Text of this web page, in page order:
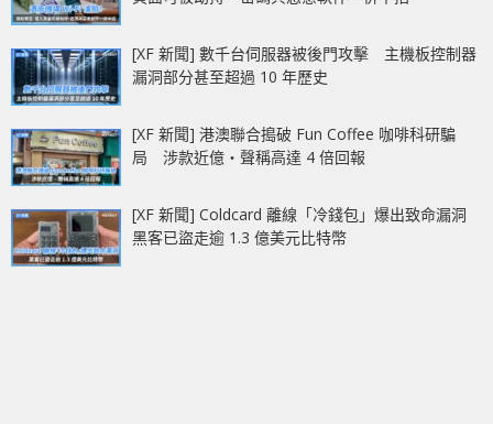
[XF 新聞] 數千台伺服器被後門攻擊 主機板控制器
漏洞部分甚至超過 10 年歷史
[XF 新聞] 港澳聯合搗破 Fun Coffee 咖啡科研騙
局 涉款近億‧聲稱高達 4 倍回報
[XF 新聞] Coldcard 離線「冷錢包」爆出致命漏洞
黑客已盜走逾 1.3 億美元比特幣